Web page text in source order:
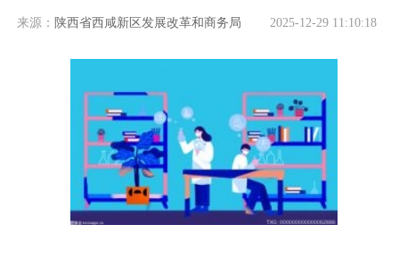
来源： 陕西省西咸新区发展改革和商务局 2025-12-29 11:10:18